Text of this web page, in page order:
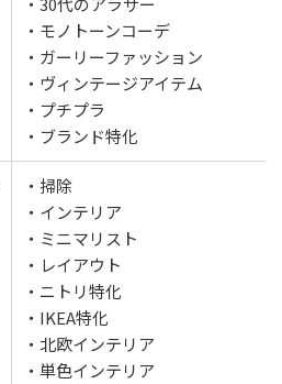
・モノトーンコーデ
・ガーリーファッション
・ヴィンテージアイテム
・プチプラ
・ブランド特化
・掃除
・インテリア
・ミニマリスト
・レイアウト
・ニトリ特化
・IKEA特化
・北欧インテリア
・単色インテリア